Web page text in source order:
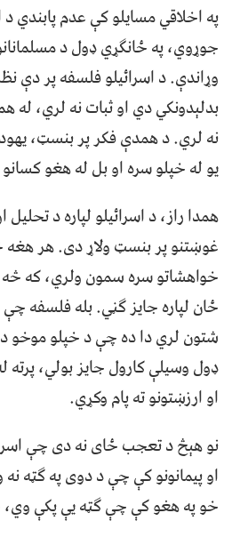
په اخلاقي مسايلو کې عدم پابندي
جوړوي، په ځانګړي ډول د
وړاندې. د اسرائيلو فلسفه پر دې
بدلېدونکي دي او ثبات نه لري،
نه لري. د همدې فکر پر بنسټ،
يو له خپلو سره او بل له هغو
همدا راز، د اسرائيلو لپاره د
غوښتنو پر بنسټ ولاړ دی. هر
خواهشاتو سره سمون ولري، که
ځان لپاره جايز ګڼي. بله فلسفه چې
شتون لري دا ده چې د خپلو موخو د
ډول وسيلې کارول جايز بولي،
او ارزښتونو ته پام وکړي.
نو هېڅ د تعجب ځای نه دی چې
او پيمانونو کې چې د دوی په ګټه نه
خو په هغو کې چې ګټه يې پکې وي،